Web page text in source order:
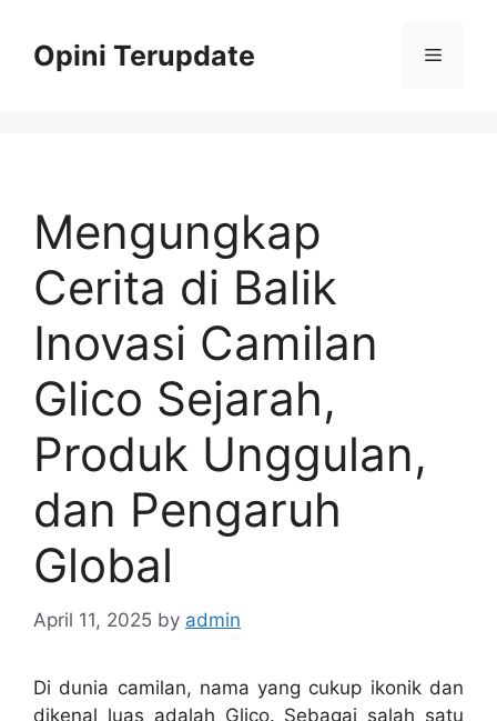
contentOpini Terupdate Menu
Mengungkap
Cerita di Balik
Inovasi Camilan
Glico Sejarah,
Produk Unggulan,
dan Pengaruh
Global
April 11, 2025 by admin
Di dunia camilan, nama yang cukup ikonik dan
dikenal luas adalah Glico. Sebagai salah satu